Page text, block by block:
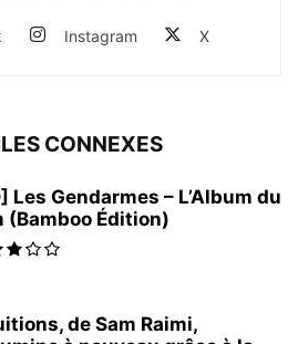
Instagram X
CONNEXES
Les Gendarmes – L’Album du
(Bamboo Édition)
de Sam Raimi,